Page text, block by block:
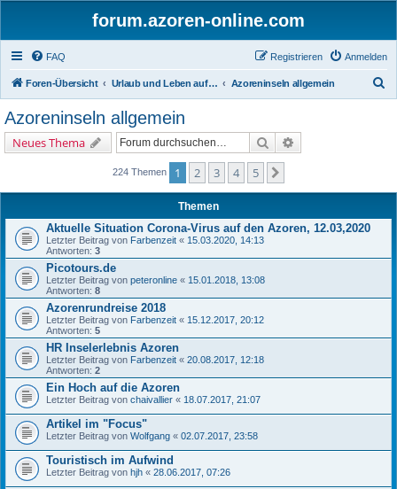
forum.azoren-online.com
FAQ Anmelden
Registrieren
Foren-Übersicht Urlaub und Leben auf den Azoren - Insel für Insel Azoreninseln allgemein
Azoreninseln allgemein
Neues Thema Suche
224 Themen 1 2 3 4 5
Themen
Aktuelle Situation Corona-Virus auf den Azoren, 12.03,2020
Letzter Beitrag von Farbenzeit « 15.03.2020, 14:13
Antworten: 3
Picotours.de
Letzter Beitrag von peteronline « 15.01.2018, 13:08
Antworten: 8
Azorenrundreise 2018
Letzter Beitrag von Farbenzeit « 15.12.2017, 20:12
Antworten: 5
HR Inselerlebnis Azoren
Letzter Beitrag von Farbenzeit « 20.08.2017, 12:18
Antworten: 2
Ein Hoch auf die Azoren
Letzter Beitrag von chaivallier « 18.07.2017, 21:07
Artikel im "Focus"
Letzter Beitrag von Wolfgang « 02.07.2017, 23:58
Touristisch im Aufwind
Letzter Beitrag von hjh « 28.06.2017, 07:26